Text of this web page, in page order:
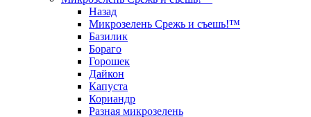
Назад
Микрозелень Срежь и съешь!™
Базилик
Бораго
Горошек
Дайкон
Капуста
Кориандр
Разная микрозелень